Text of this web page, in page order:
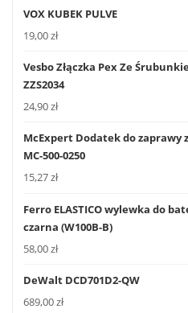
VOX KUBEK PULVE
19,00zł
Vesbo Złączka Pex Ze
ZZS2034
24,90zł
McExpert Dodatek do zaprawy
MC-500-0250
15,27zł
Ferro ELASTICO wylewka do
czarna (W100B-B)
58,00zł
DeWalt DCD701D2-QW
689,00zł